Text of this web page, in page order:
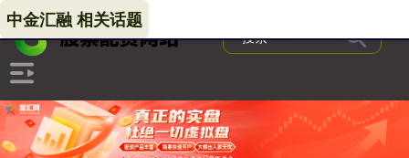
中金汇融 相关话题